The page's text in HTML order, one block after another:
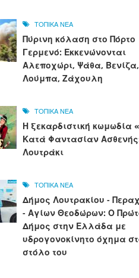
ΤΟΠΙΚΑ ΝΕΑ
Πύρινη κόλαση στο Πόρτο
Γερμενό: Εκκενώνονται
Αλεποχώρι, Ψάθα, Βενίζα,
Λούμπα, Ζάχουλη
ΤΟΠΙΚΑ ΝΕΑ
Η ξεκαρδιστική κωμωδία
Κατά Φαντασίαν
Λουτράκι
ΤΟΠΙΚΑ ΝΕΑ
Δήμος Λουτρακίου -
- Αγίων Θεοδώρων: Ο
Δήμος στην Ελλάδα με
υδρογονοκίνητο όχημα
στόλο του